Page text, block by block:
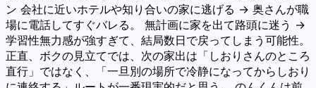
ン 会社に近いホテルや知り合いの家に逃げる → 奥さんが職
場に電話してすぐバレる。 無計画に家を出て路頭に迷う →
学習性無力感が強すぎて、結局数日で戻ってしまう可能性。
正直、ボクの見立てでは、次の家出は「しおりさんのところ
直行」ではなく、「一旦別の場所で冷静になってからしおり